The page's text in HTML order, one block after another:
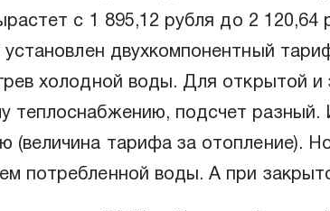
с 1 895,12 рубля до 2 120,64
двухкомпонентный
холодной воды. Для открытой
теплоснабжению, подсчет
(величина тарифа за отопление).
потребленной воды. А при